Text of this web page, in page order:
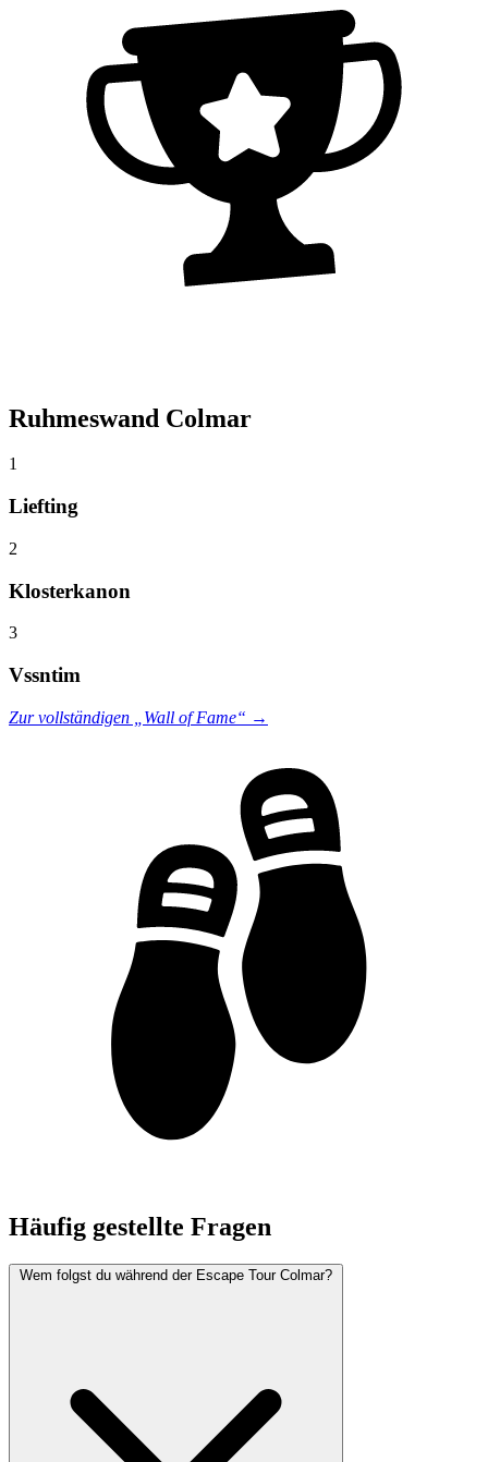
Ruhmeswand Colmar
1
Liefting
2
Klosterkanon
3
Vssntim
Zur vollständigen „Wall of Fame“ →
Häufig gestellte Fragen
Wem folgst du während der Escape Tour Colmar?